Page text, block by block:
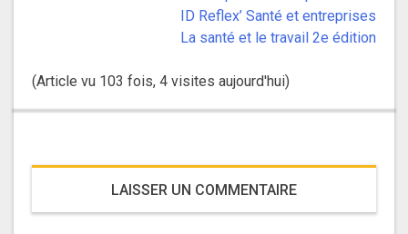
ID Reflex’ Santé et entreprises
La santé et le travail 2e édition
(Article vu 103 fois, 4 visites aujourd'hui)
LAISSER UN COMMENTAIRE